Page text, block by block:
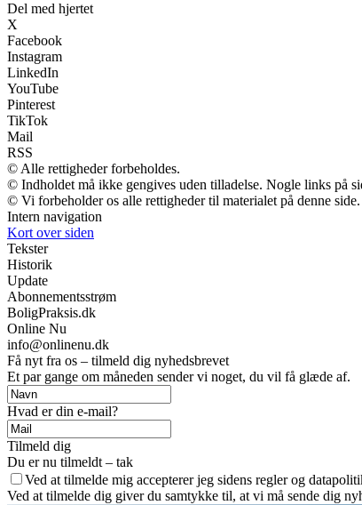
Del med hjertet
X
Facebook
Instagram
LinkedIn
YouTube
Pinterest
TikTok
Mail
RSS
© Alle rettigheder forbeholdes.
© Indholdet må ikke gengives uden tilladelse. Nogle links på
© Vi forbeholder os alle rettigheder til materialet på denne
Intern navigation
Kort over siden
Tekster
Historik
Update
Abonnementsstrøm
BoligPraksis.dk
Online Nu
info@onlinenu.dk
Få nyt fra os – tilmeld dig nyhedsbrevet
Et par gange om måneden sender vi noget, du vil få glæde af.
Hvad er din e-mail?
Tilmeld dig
Du er nu tilmeldt – tak
Ved at tilmelde mig accepterer jeg sidens regler og
Ved at tilmelde dig giver du samtykke til, at vi må sende dig